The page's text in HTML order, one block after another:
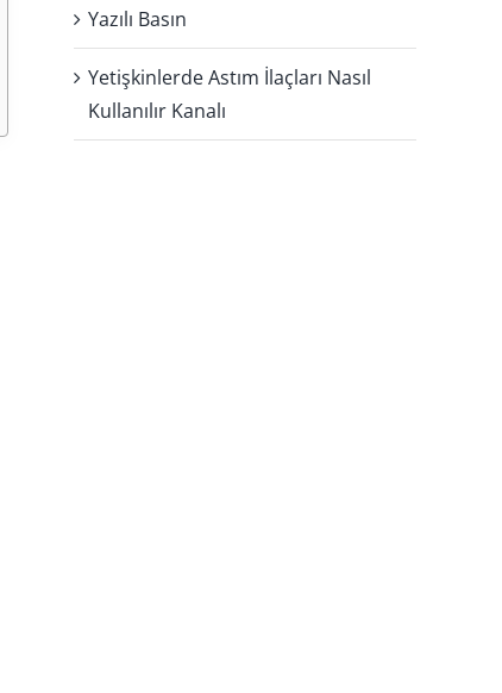
Yazılı Basın
Yetişkinlerde Astım İlaçları Nasıl
Kullanılır Kanalı